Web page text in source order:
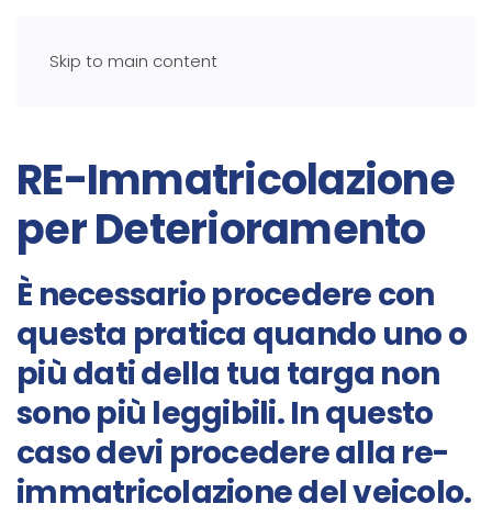
Skip to main content
RE-Immatricolazione
per Deterioramento
È necessario procedere con
questa pratica quando uno o
più dati della tua targa non
sono più leggibili. In questo
caso devi procedere alla re-
immatricolazione del veicolo.